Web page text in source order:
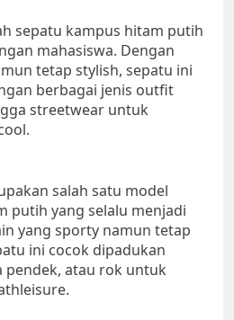
sepatu kampus hitam putih
mahasiswa. Dengan
tetap stylish, sepatu ini
berbagai jenis outfit
streetwear untuk
salah satu model
putih yang selalu menjadi
yang sporty namun tetap
ini cocok dipadukan
pendek, atau rok untuk